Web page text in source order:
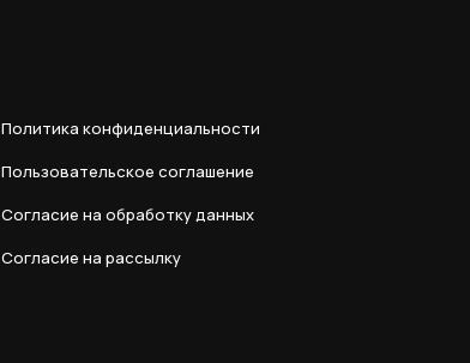
Политика конфиденциальности
Пользовательское соглашение
Согласие на обработку данных
Согласие на рассылку